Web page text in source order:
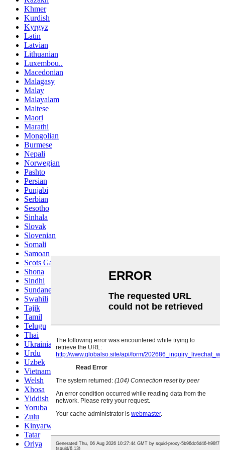
Khmer
Kurdish
Kyrgyz
Latin
Latvian
Lithuanian
Luxembou..
Macedonian
Malagasy
Malay
Malayalam
Maltese
Maori
Marathi
Mongolian
Burmese
Nepali
Norwegian
Pashto
Persian
Punjabi
Serbian
Sesotho
Sinhala
Slovak
Slovenian
Somali
Samoan
Scots Gaelic
Shona
Sindhi
Sundanese
Swahili
Tajik
Tamil
Telugu
Thai
Ukrainian
Urdu
Uzbek
Vietnamese
Welsh
Xhosa
Yiddish
Yoruba
Zulu
Kinyarwanda
Tatar
Oriya